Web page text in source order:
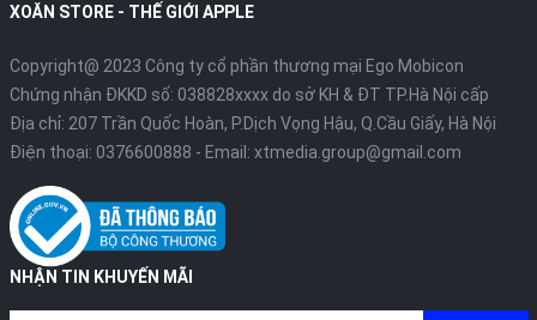
XOĂN STORE - THẾ GIỚI APPLE
Copyright@ 2023 Công ty cổ phần thương mại Ego Mobicon
Chứng nhận ĐKKD số: 038828xxxx do sở KH & ĐT TP.Hà Nội cấp
Địa chỉ: 207 Trần Quốc Hoàn, P.Dịch Vọng Hậu, Q.Cầu Giấy, Hà Nội
Điện thoại: 0376600888 - Email: xtmedia.group@gmail.com
NHẬN TIN KHUYẾN MÃI